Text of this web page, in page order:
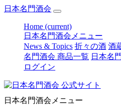
日本名門酒会
Home (current)
日本名門酒会メニュー
News & Topics 折々の酒 酒
名門酒会 商品一覧 日本名
ログイン
日本名門酒会メニュー